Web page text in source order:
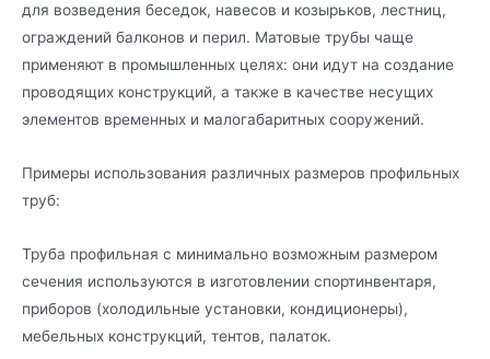
для возведения беседок, навесов и козырьков, лестниц,
ограждений балконов и перил. Матовые трубы чаще
применяют в промышленных целях: они идут на создание
проводящих конструкций, а также в качестве несущих
элементов временных и малогабаритных сооружений.
Примеры использования различных размеров профильных
труб:
Труба профильная с минимально возможным размером
сечения используются в изготовлении спортинвентаря,
приборов (холодильные установки, кондиционеры),
мебельных конструкций, тентов, палаток.